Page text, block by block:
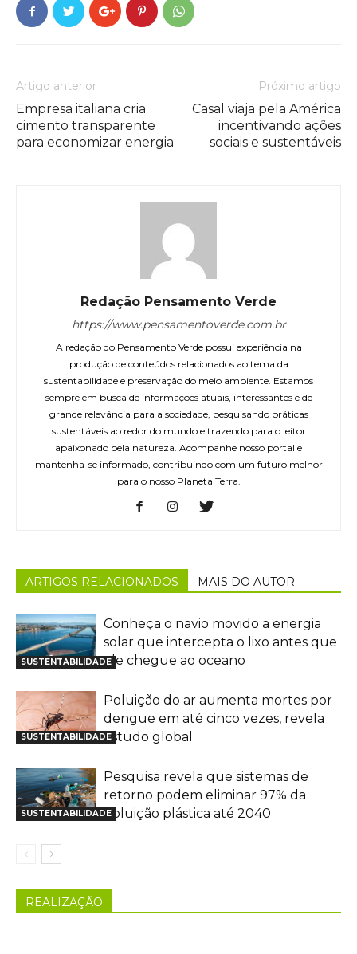
Artigo anterior
Empresa italiana cria
cimento transparente
para economizar energia
Próximo artigo
Casal viaja pela América
incentivando ações
sociais e sustentáveis
Redação Pensamento Verde
https://www.pensamentoverde.com.br
A redação do Pensamento Verde possui experiência na
produção de conteúdos relacionados ao tema da
sustentabilidade e preservação do meio ambiente. Estamos
sempre em busca de informações atuais, interessantes e de
grande relevância para a sociedade, pesquisando práticas
sustentáveis ao redor do mundo e trazendo para o leitor
apaixonado pela natureza. Acompanhe nosso portal e
mantenha-se informado, contribuindo com um futuro melhor
para o nosso Planeta Terra.
ARTIGOS RELACIONADOS MAIS DO AUTOR
SUSTENTABILIDADE
Conheça o navio movido a energia
solar que intercepta o lixo antes que
ele chegue ao oceano
SUSTENTABILIDADE
Poluição do ar aumenta mortes por
dengue em até cinco vezes, revela
estudo global
SUSTENTABILIDADE
Pesquisa revela que sistemas de
retorno podem eliminar 97% da
poluição plástica até 2040
REALIZAÇÃO